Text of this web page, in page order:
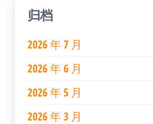
归档
2026 年 7 月
2026 年 6 月
2026 年 5 月
2026 年 3 月